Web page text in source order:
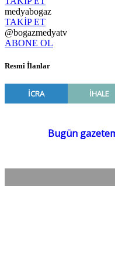
medyabogaz
TAKİP ET
@bogazmedyatv
ABONE OL
Resmî İlanlar